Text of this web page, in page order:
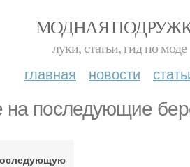
МОДНАЯ
луки, статьи, гид по моде
главная новости
на последующие